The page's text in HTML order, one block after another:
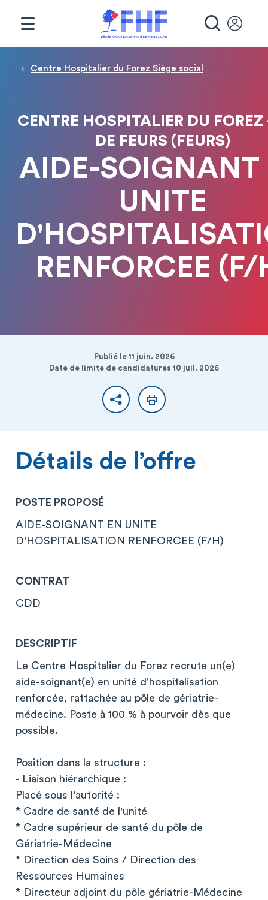
Fil d'Ariane
Centre Hospitalier du Forez Siège social
CENTRE HOSPITALIER DU FOREZ
DE FEURS (FEURS)
AIDE-SOIGNANT
UNITE
RENFORCEE (F/
Publié le 11 juin. 2026
Date de limite de candidatures 10 juil. 2026
PartagerImprimer
Détails de l’offre
POSTE PROPOSÉ
AIDE-SOIGNANT EN UNITE
D'HOSPITALISATION RENFORCEE (F/H)
CONTRAT
CDD
DESCRIPTIF
Le Centre Hospitalier du Forez recrute un(e)
aide-soignant(e) en unité d'hospitalisation
renforcée, rattachée au pôle de gériatrie-
médecine. Poste à 100 % à pourvoir dès que
possible.
Position dans la structure :
- Liaison hiérarchique :
Placé sous l'autorité :
* Cadre de santé de l'unité
* Cadre supérieur de santé du pôle de
Gériatrie-Médecine
* Direction des Soins / Direction des
Ressources Humaines
* Directeur adjoint du pôle gériatrie-Médecine
Panneau de gestion des cookies